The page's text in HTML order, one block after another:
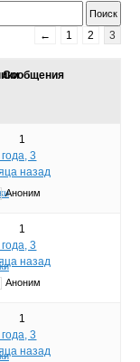
← 1 2 3
Сообщения
1
3
назад
Аноним
1
3
назад
Аноним
1
3
назад